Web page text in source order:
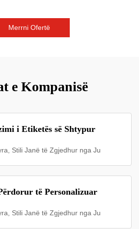
Merrni Ofertë
e Kompanisë
i Etiketës së Shtypur
Stili Janë të Zgjedhur nga Ju
të Personalizuar
Stili Janë të Zgjedhur nga Ju